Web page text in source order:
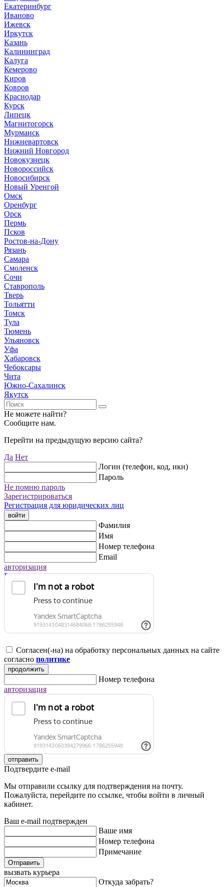
Екатеринбург
Иваново
Ижевск
Иркутск
Казань
Калининград
Калуга
Кемерово
Киров
Ковров
Краснодар
Курск
Липецк
Магнитогорск
Мурманск
Нижневартовск
Нижний Новгород
Новокузнецк
Новороссийск
Новосибирск
Новый Уренгой
Омск
Оренбург
Орск
Пермь
Псков
Ростов-на-Дону
Рязань
Самара
Смоленск
Сочи
Ставрополь
Тверь
Тольятти
Томск
Тула
Тюмень
Ульяновск
Уфа
Хабаровск
Чебоксары
Чита
Южно-Сахалинск
Якутск
Не можете найти?
Сообщите нам.
Перейти на предыдущую версию сайта?
Да Нет
Логин (телефон, код, икн)
Пароль
Не помню пароль
Зарегистрироваться
Регистрация для юридических лиц
войти
Фамилия
Имя
Номер телефона
Email
авторизация
Регистрация для юридических лиц
Согласен(-на) на обработку персональных данных на сайте
согласно политике
продолжить
Номер телефона
авторизация
отправить
Подтвердите e-mail
Мы отправили ссылку для подтверждения на почту.
Пожалуйста, перейдите по ссылке, чтобы войти в личный
кабинет.
Ваш e-mail подтвержден
Ваше имя
Номер телефона
Примечание
Отправить
вызвать курьера
Откуда забрать?